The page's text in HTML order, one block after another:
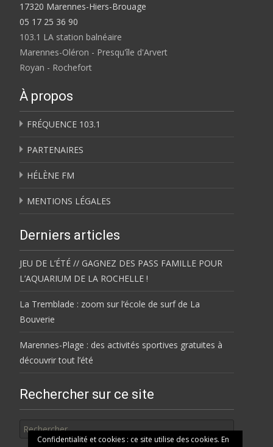
17320 Marennes-Hiers-Brouage
05 17 25 36 90
103.1 LA station balnéaire
Marennes-Oléron - Presqu'île d'Arvert
Royan - Rochefort
À propos
FRÉQUENCE 103.1
PARTENAIRES
HÉLÈNE FM
MENTIONS LÉGALES
Derniers articles
JEU DE L’ÉTÉ // GAGNEZ DES PASS FAMILLE POUR
L’AQUARIUM DE LA ROCHELLE !
La Tremblade : zoom sur l’école de surf de La
Bouverie
Marennes-Plage : des activités sportives gratuites à
découvrir tout l’été
Rechercher sur ce site
Confidentialité et cookies : ce site utilise des cookies. En